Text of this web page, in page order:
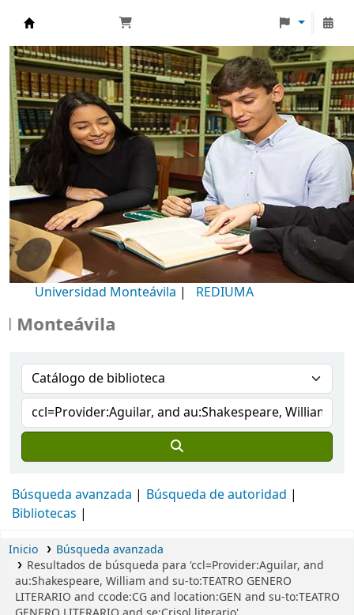
Biblioteca Universidad Monteávila
Universidad Monteávila | REDIUMA
Búsqueda avanzada
Búsqueda de autoridad
Bibliotecas
Inicio
Búsqueda avanzada
Resultados de búsqueda para 'ccl=Provider:Aguilar, and
au:Shakespeare, William and su-to:TEATRO GENERO
LITERARIO and ccode:CG and location:GEN and su-to:TEATRO